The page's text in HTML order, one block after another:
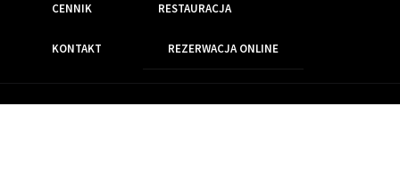
CENNIK RESTAURACJA
KONTAKT REZERWACJA ONLINE